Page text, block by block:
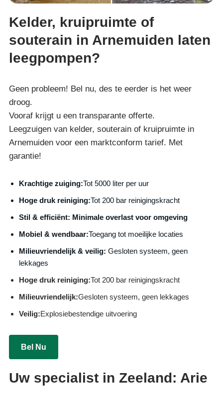
Kelder, kruipruimte of
souterain in Arnemuiden laten
leegpompen?
Geen probleem! Bel nu, des te eerder is het weer
droog.
Vooraf krijgt u een transparante offerte.
Leegzuigen van kelder, souterain of kruipruimte in
Arnemuiden voor een marktconform tarief. Met
garantie!
Krachtige zuiging:Tot 5000 liter per uur
Hoge druk reiniging:Tot 200 bar reinigingskracht
Stil & efficiënt: Minimale overlast voor omgeving
Mobiel & wendbaar:Toegang tot moeilijke locaties
Milieuvriendelijk & veilig: Gesloten systeem, geen
lekkages
Hoge druk reiniging:Tot 200 bar reinigingskracht
Milieuvriendelijk:Gesloten systeem, geen lekkages
Veilig:Explosiebestendige uitvoering
Bel Nu
Uw specialist in Zeeland: Arie